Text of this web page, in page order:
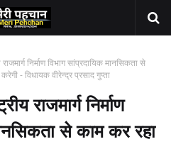
निर्माण विभाग सांप्रदायिक मानसिकता से
- विधायक वीरेन्द्र प्रसाद गुप्ता
राजमार्ग निर्माण
से काम कर रहा